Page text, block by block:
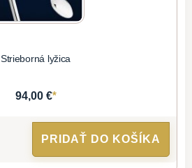
Strieborná lyžica
94,00 €*
PRIDAŤ DO KOŠÍKA